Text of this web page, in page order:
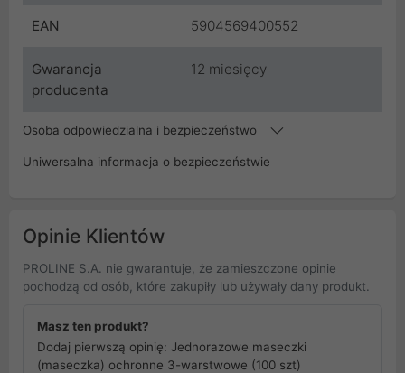
EAN 5904569400552
Gwarancja
producenta
12 miesięcy
Osoba odpowiedzialna i bezpieczeństwo
Uniwersalna informacja o bezpieczeństwie
Opinie Klientów
PROLINE S.A. nie gwarantuje, że zamieszczone opinie
pochodzą od osób, które zakupiły lub używały dany produkt.
Masz ten produkt?
Dodaj pierwszą opinię: Jednorazowe maseczki
(maseczka) ochronne 3-warstwowe (100 szt)